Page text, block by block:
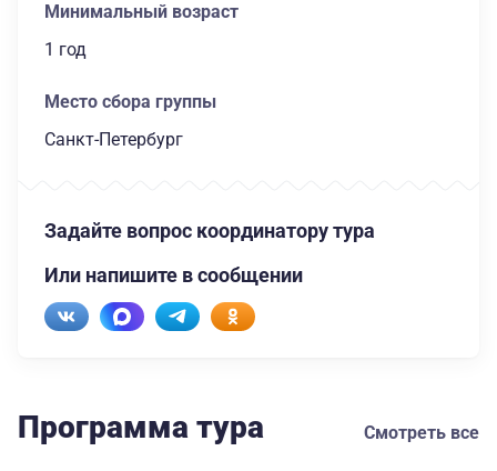
Минимальный возраст
1 год
Место сбора группы
Санкт-Петербург
Задайте вопрос координатору тура
Или напишите в сообщении
Программа тура Смотреть все